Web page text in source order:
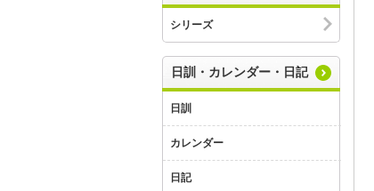
シリーズ
日訓・カレンダー・日記
日訓
カレンダー
日記